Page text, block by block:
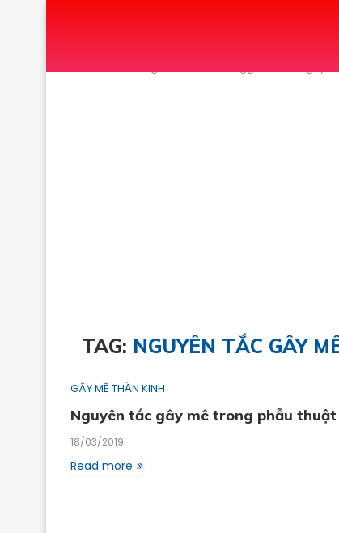
TAG: NGUYÊN TẮC GÂY
GÂY MÊ THẦN KINH
Nguyên tắc gây mê trong phẫu
18/03/2019
Read more